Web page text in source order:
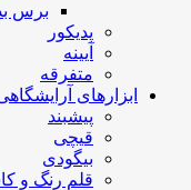
برس
پدیکور
آیینه
متفرقه
ابزارهای
پیشبند
قیچی
بیگودی
قلم رنگ و